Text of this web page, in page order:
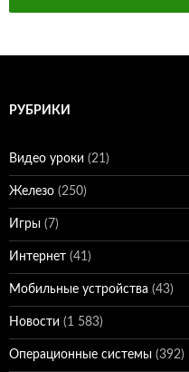
РУБРИКИ
Видео уроки (21)
Железо (250)
Игры (7)
Интернет (41)
Мобильные устройства (43)
Новости (1 583)
Операционные системы (392)